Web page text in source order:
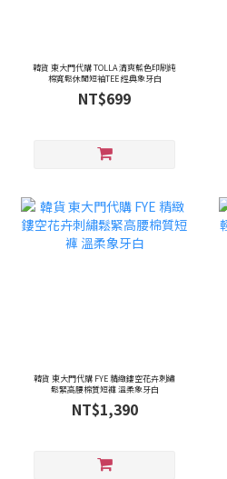
韓貨 東大門代購 TOLLA 清爽藍色印刷純
棉寬鬆休閒短袖TEE 經典象牙白
NT$699
韓貨 東大門代購 FYE 精緻鏤空花卉刺繡
鬆緊高腰棉質短褲 溫柔象牙白
NT$1,390